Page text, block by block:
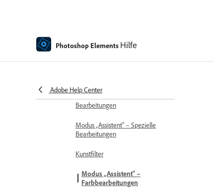
Photoshop Elements Hilfe
Adobe Help Center
Modus „Assistent“ – Kreative
Bearbeitungen
Modus „Assistent“ – Spezielle
Bearbeitungen
Kunstfilter
Modus „Assistent“ –
Farbbearbeitungen